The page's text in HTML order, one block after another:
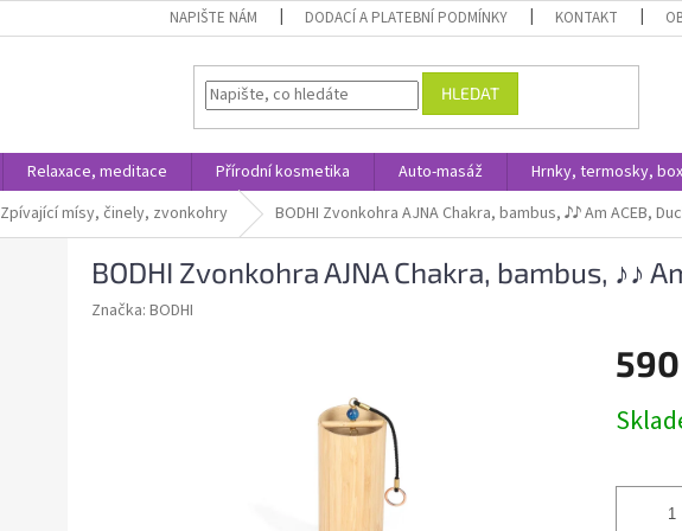
NAPIŠTE NÁM DODACÍ A PLATEBNÍ PODMÍNKY KONTAKT
HLEDAT
Relaxace, meditace Přírodní kosmetika Auto-masáž Hrnky, termosky,
Zpívající mísy, činely, zvonkohry BODHI Zvonkohra AJNA Chakra, bambus, ♪♪ Am ACEB,
BODHI Zvonkohra AJNA Chakra, bambus, ♪♪
Značka: BODHI
cena: